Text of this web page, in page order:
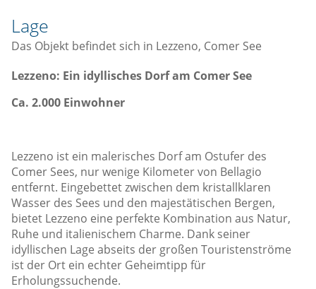
Lage
Das Objekt befindet sich in Lezzeno, Comer See
Lezzeno: Ein idyllisches Dorf am Comer See
Ca. 2.000 Einwohner
Lezzeno ist ein malerisches Dorf am Ostufer des
Comer Sees, nur wenige Kilometer von Bellagio
entfernt. Eingebettet zwischen dem kristallklaren
Wasser des Sees und den majestätischen Bergen,
bietet Lezzeno eine perfekte Kombination aus Natur,
Ruhe und italienischem Charme. Dank seiner
idyllischen Lage abseits der großen Touristenströme
ist der Ort ein echter Geheimtipp für
Erholungssuchende.